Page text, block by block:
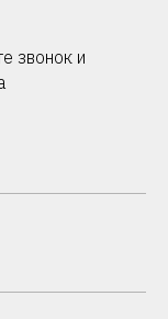
звонок и